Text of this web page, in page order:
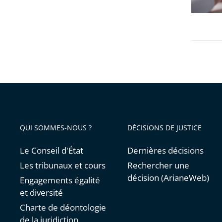
en
place
refus
QUI SOMMES-NOUS ?
Le Conseil d'État
Les tribunaux et cours
Engagements égalité
et diversité
Charte de déontologie
DÉCISIONS DE JUSTICE
Dernières décisions
Rechercher une
décision (ArianeWeb)